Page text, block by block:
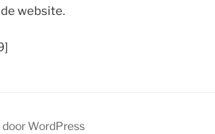
website.
WordPress